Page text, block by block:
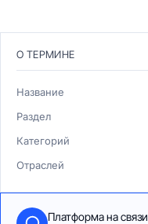
О ТЕРМИНЕ
Название
Раздел
Категорий
Отраслей
Платформа на связи